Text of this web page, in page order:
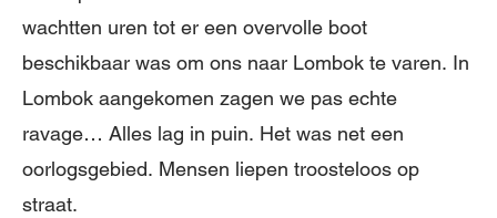
wachtten uren tot er een overvolle boot
beschikbaar was om ons naar Lombok te varen. In
Lombok aangekomen zagen we pas echte
ravage… Alles lag in puin. Het was net een
oorlogsgebied. Mensen liepen troosteloos op
straat.